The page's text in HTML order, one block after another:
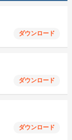
ダウンロード
ダウンロード
ダウンロード